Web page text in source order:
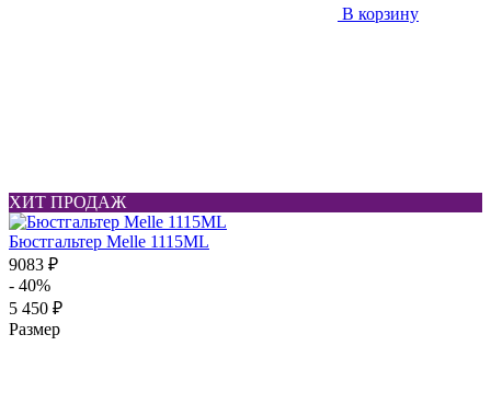
В корзину
ХИТ ПРОДАЖ
Бюстгальтер Melle 1115ML
9083 ₽
- 40%
5 450 ₽
Размер